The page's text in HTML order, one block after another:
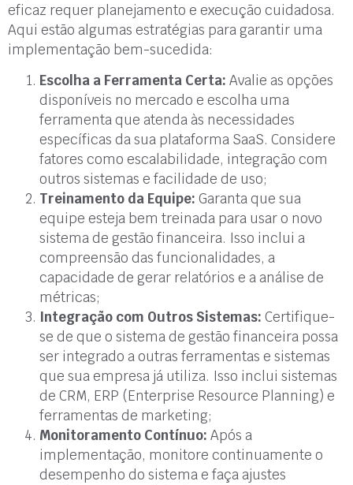
eficaz requer planejamento e execução cuidadosa.
Aqui estão algumas estratégias para garantir uma
implementação bem-sucedida:
Escolha a Ferramenta Certa: Avalie as opções
disponíveis no mercado e escolha uma
ferramenta que atenda às necessidades
específicas da sua plataforma SaaS. Considere
fatores como escalabilidade, integração com
outros sistemas e facilidade de uso;
Treinamento da Equipe: Garanta que sua
equipe esteja bem treinada para usar o novo
sistema de gestão financeira. Isso inclui a
compreensão das funcionalidades, a
capacidade de gerar relatórios e a análise de
métricas;
Integração com Outros Sistemas: Certifique-
se de que o sistema de gestão financeira possa
ser integrado a outras ferramentas e sistemas
que sua empresa já utiliza. Isso inclui sistemas
de CRM, ERP (Enterprise Resource Planning) e
ferramentas de marketing;
Monitoramento Contínuo: Após a
implementação, monitore continuamente o
desempenho do sistema e faça ajustes